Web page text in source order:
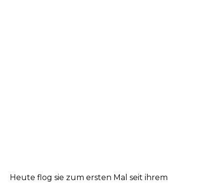
Heute flog sie zum ersten Mal seit ihrem